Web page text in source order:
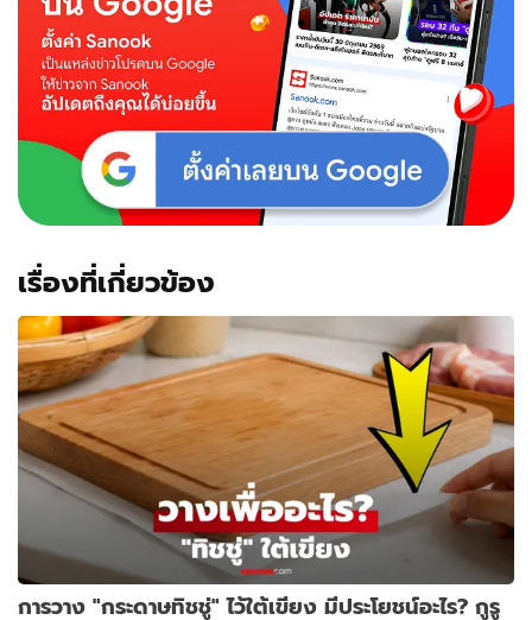
เรื่องที่เกี่ยวข้อง
การวาง "กระดาษทิชชู่" ไว้ใต้เขียง มีประโยชน์อะไร? กูรู